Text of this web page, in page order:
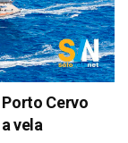
Cervo
vela